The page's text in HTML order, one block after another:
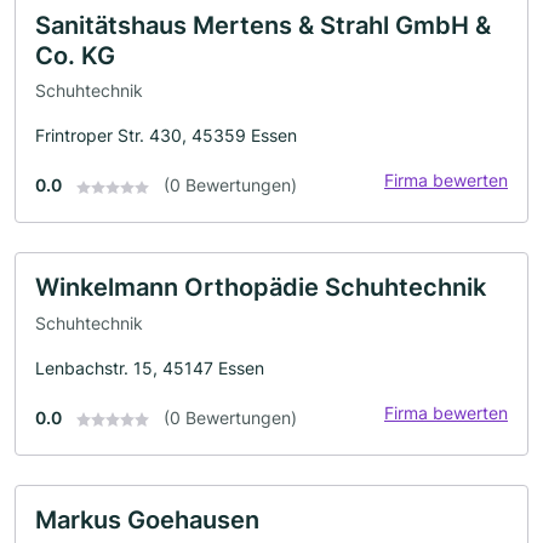
Sanitätshaus Mertens & Strahl GmbH &
Co. KG
Schuhtechnik
Frintroper Str. 430, 45359 Essen
0.0 (0 Bewertungen) Firma bewerten
Winkelmann Orthopädie Schuhtechnik
Schuhtechnik
Lenbachstr. 15, 45147 Essen
0.0 (0 Bewertungen) Firma bewerten
Markus Goehausen